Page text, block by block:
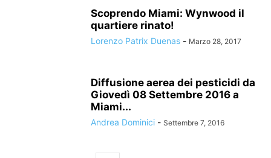
Scoprendo Miami: Wynwood il
quartiere rinato!
Lorenzo Patrix Duenas - Marzo 28, 2017
Diffusione aerea dei pesticidi da
Giovedì 08 Settembre 2016 a
Miami...
Andrea Dominici - Settembre 7, 2016